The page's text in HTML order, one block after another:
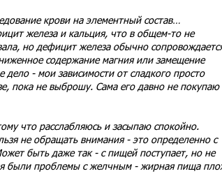
крови на элементный состав…
железа и кальция, что в общем-то не
но дефицит железа обычно
содержание магния или замещение
- мои зависимости от сладкого просто
пока не выброшу. Сама его давно не покупаю
что расслабляюсь и засыпаю спокойно.
не обращать внимания - это определенно с
быть даже так - с пищей поступает, но не
были проблемы с желчным - жирная пища